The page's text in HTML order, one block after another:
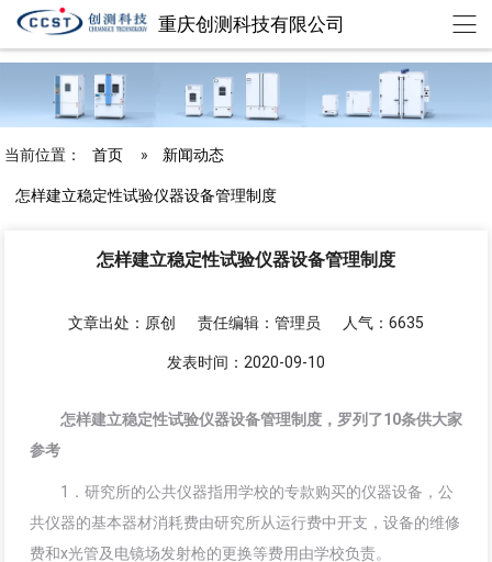
重庆创测科技有限公司
欢迎来到重庆创测科技有限公司 chuangce@cqccst.com
当前位置： 首页 » 新闻动态
怎样建立稳定性试验仪器设备管理制度
怎样建立稳定性试验仪器设备管理制度
文章出处：原创 责任编辑：管理员 人气：6635
发表时间：2020-09-10
怎样建立稳定性试验仪器设备管理制度，罗列了10条供大家
参考
1．研究所的公共仪器指用学校的专款购买的仪器设备，公
共仪器的基本器材消耗费由研究所从运行费中开支，设备的维修
费和x光管及电镜场发射枪的更换等费用由学校负责。